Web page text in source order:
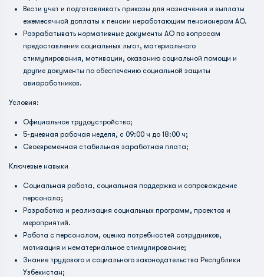
Вести учет и подготавливать приказы для назначения и выплаты
ежемесячной доплаты к пенсии неработающим пенсионерам АО.
Разрабатывать нормативные документы АО по вопросам
предоставления социальных льгот, материального
стимулирования, мотивации, оказанию социальной помощи и
другие документы по обеспечению социальной защиты
авиаработников.
Условия:
Официальное трудоустройство;
5-дневная рабочая неделя, с 09:00 ч до 18:00 ч;
Своевременная стабильная заработная плата;
Ключевые навыки
Социальная работа, социальная поддержка и сопровождение
персонала;
Разработка и реализация социальных программ, проектов и
мероприятий.
Работа с персоналом, оценка потребностей сотрудников,
мотивация и нематериальное стимулирование;
Знание трудового и социального законодательства Республики
Узбекистан;